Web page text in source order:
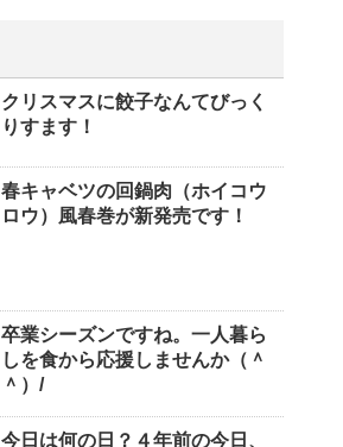
クリスマスに餃子なんてびっく
りすます！
春キャベツの回鍋肉（ホイコウ
ロウ）風春巻が新発売です！
卒業シーズンですね。一人暮ら
しを食から応援しませんか（＾
＾）/
今日は何の日？４年前の今日、